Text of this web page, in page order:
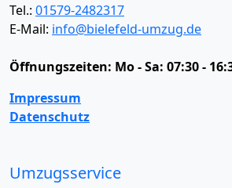
Tel.: 01579-2482317
E-Mail: info@bielefeld-umzug.de
Öffnungszeiten: Mo - Sa: 07:30 -
Impressum
Datenschutz
Umzugsservice